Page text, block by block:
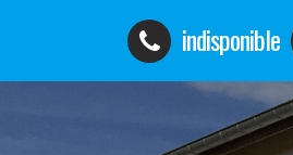
indisponible